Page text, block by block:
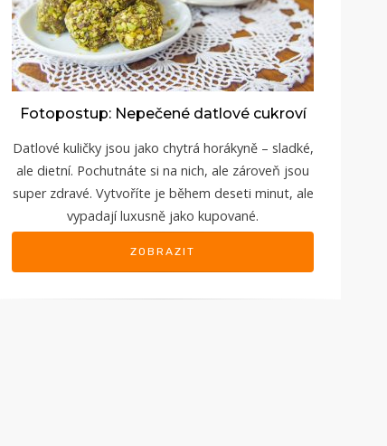
Fotopostup: Nepečené datlové cukroví
Datlové kuličky jsou jako chytrá horákyně – sladké,
ale dietní. Pochutnáte si na nich, ale zároveň jsou
super zdravé. Vytvoříte je během deseti minut, ale
vypadají luxusně jako kupované.
ZOBRAZIT